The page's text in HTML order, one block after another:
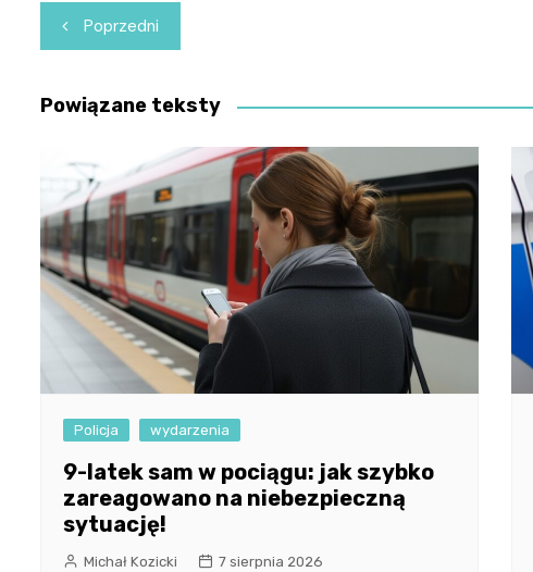
Nawigacja
wpisu
Poprzedni
Powiązane teksty
Policja wydarzenia
9-latek sam w pociągu: jak szybko
zareagowano na niebezpieczną
sytuację!
Michał Kozicki 7 sierpnia 2026